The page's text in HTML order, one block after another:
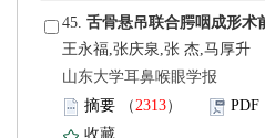
45.
王永福,张庆泉,张 杰,马厚升
山东大学耳鼻喉眼学报
）